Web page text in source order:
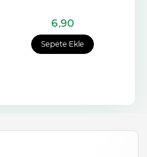
Sepete Ekle
36,70